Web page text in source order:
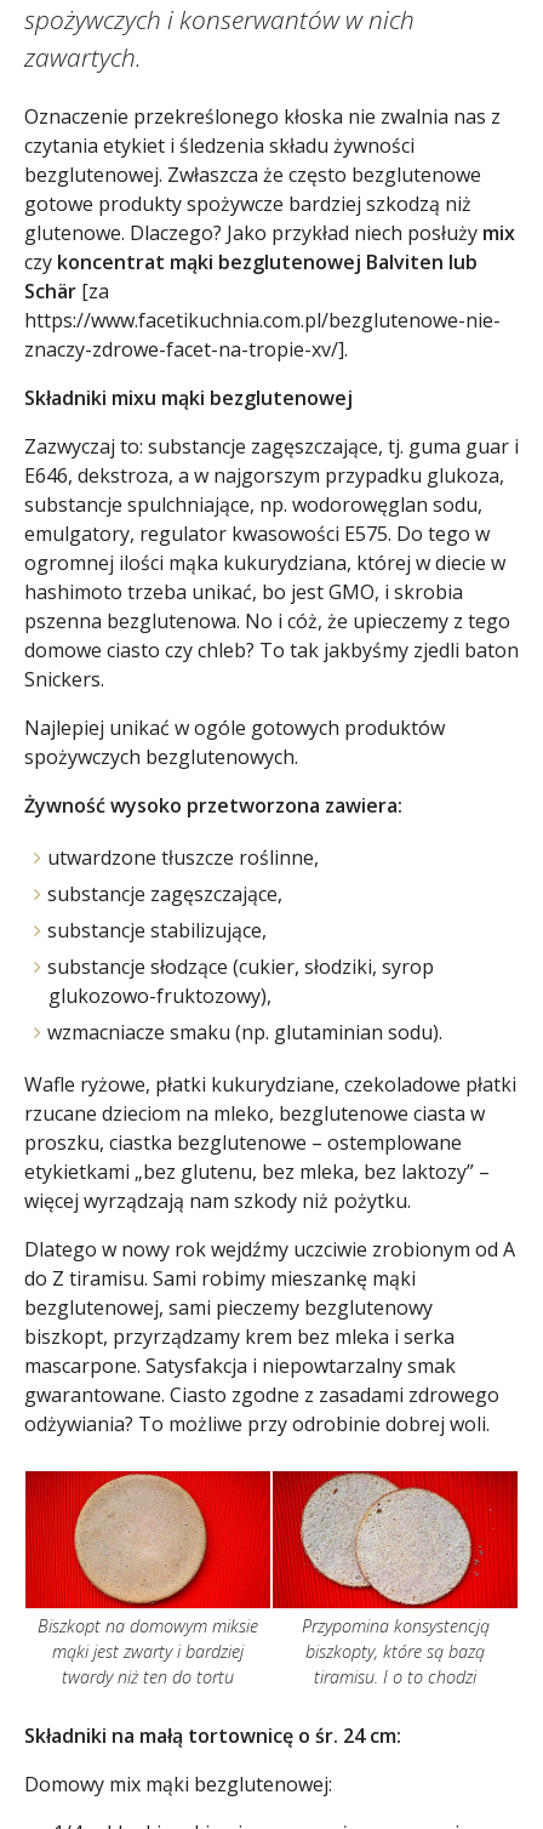
spożywczych i konserwantów w nich
zawartych.
Oznaczenie przekreślonego kłoska nie zwalnia nas z
czytania etykiet i śledzenia składu żywności
bezglutenowej. Zwłaszcza że często bezglutenowe
gotowe produkty spożywcze bardziej szkodzą niż
glutenowe. Dlaczego? Jako przykład niech posłuży mix
czy koncentrat mąki bezglutenowej Balviten lub
Schär [za
https://www.facetikuchnia.com.pl/bezglutenowe-nie-
znaczy-zdrowe-facet-na-tropie-xv/].
Składniki mixu mąki bezglutenowej
Zazwyczaj to: substancje zagęszczające, tj. guma guar i
E646, dekstroza, a w najgorszym przypadku glukoza,
substancje spulchniające, np. wodorowęglan sodu,
emulgatory, regulator kwasowości E575. Do tego w
ogromnej ilości mąka kukurydziana, której w diecie w
hashimoto trzeba unikać, bo jest GMO, i skrobia
pszenna bezglutenowa. No i cóż, że upieczemy z tego
domowe ciasto czy chleb? To tak jakbyśmy zjedli baton
Snickers.
Najlepiej unikać w ogóle gotowych produktów
spożywczych bezglutenowych.
Żywność wysoko przetworzona zawiera:
utwardzone tłuszcze roślinne,
substancje zagęszczające,
substancje stabilizujące,
substancje słodzące (cukier, słodziki, syrop
glukozowo-fruktozowy),
wzmacniacze smaku (np. glutaminian sodu).
Wafle ryżowe, płatki kukurydziane, czekoladowe płatki
rzucane dzieciom na mleko, bezglutenowe ciasta w
proszku, ciastka bezglutenowe – ostemplowane
etykietkami „bez glutenu, bez mleka, bez laktozy” –
więcej wyrządzają nam szkody niż pożytku.
Dlatego w nowy rok wejdźmy uczciwie zrobionym od A
do Z tiramisu. Sami robimy mieszankę mąki
bezglutenowej, sami pieczemy bezglutenowy
biszkopt, przyrządzamy krem bez mleka i serka
mascarpone. Satysfakcja i niepowtarzalny smak
gwarantowane. Ciasto zgodne z zasadami zdrowego
odżywiania? To możliwe przy odrobinie dobrej woli.
Biszkopt na domowym miksie
mąki jest zwarty i bardziej
twardy niż ten do tortu
Przypomina konsystencją
biszkopty, które są bazą
tiramisu. I o to chodzi
Składniki na małą tortownicę o śr. 24 cm:
Domowy mix mąki bezglutenowej: